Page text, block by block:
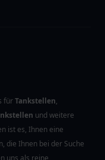
fürTankstellen,
und weitere
ist es, Ihnen eine
die Ihnen bei der Suche
uns als reine